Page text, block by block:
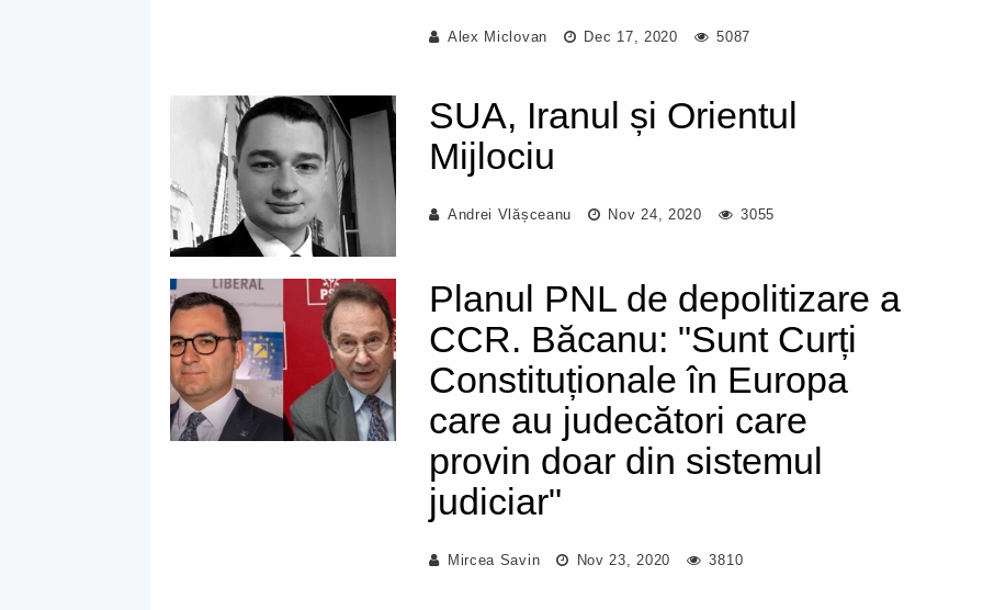
Alex Miclovan Dec 17, 2020 5087
SUA, Iranul și Orientul
Mijlociu
Andrei Vlășceanu Nov 24, 2020 3055
Planul PNL de depolitizare a
CCR. Băcanu: "Sunt Curți
Constituționale în Europa
care au judecători care
provin doar din sistemul
judiciar"
Mircea Savin Nov 23, 2020 3810